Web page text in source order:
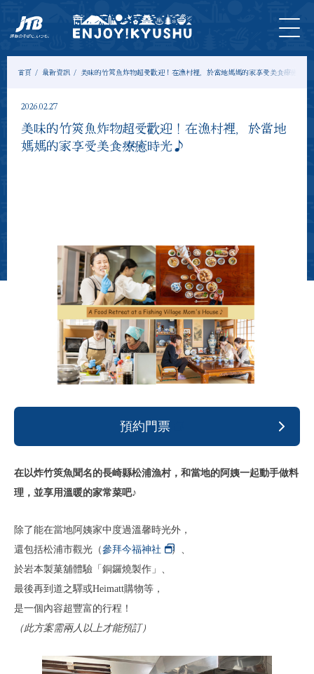
首頁 最新資訊 美味的竹筴魚炸物超受歡迎！在漁村裡，於當地媽媽的家享受美食療癒時
2026.02.27
美味的竹筴魚炸物超受歡迎！在漁村裡，於當地
媽媽的家享受美食療癒時光♪
預約門票
在以炸竹筴魚聞名的長崎縣松浦漁村，和當地的阿姨一起動手做料
理，並享用溫暖的家常菜吧♪
除了能在當地阿姨家中度過溫馨時光外，
還包括松浦市觀光（參拜今福神社
）、
於岩本製菓舖體驗「銅鑼燒製作」、
最後再到道之驛或Heimatt購物等，
是一個內容超豐富的行程！
（此方案需兩人以上才能預訂）
首
頁
最新
資訊
旅遊
＆體
驗
門
票